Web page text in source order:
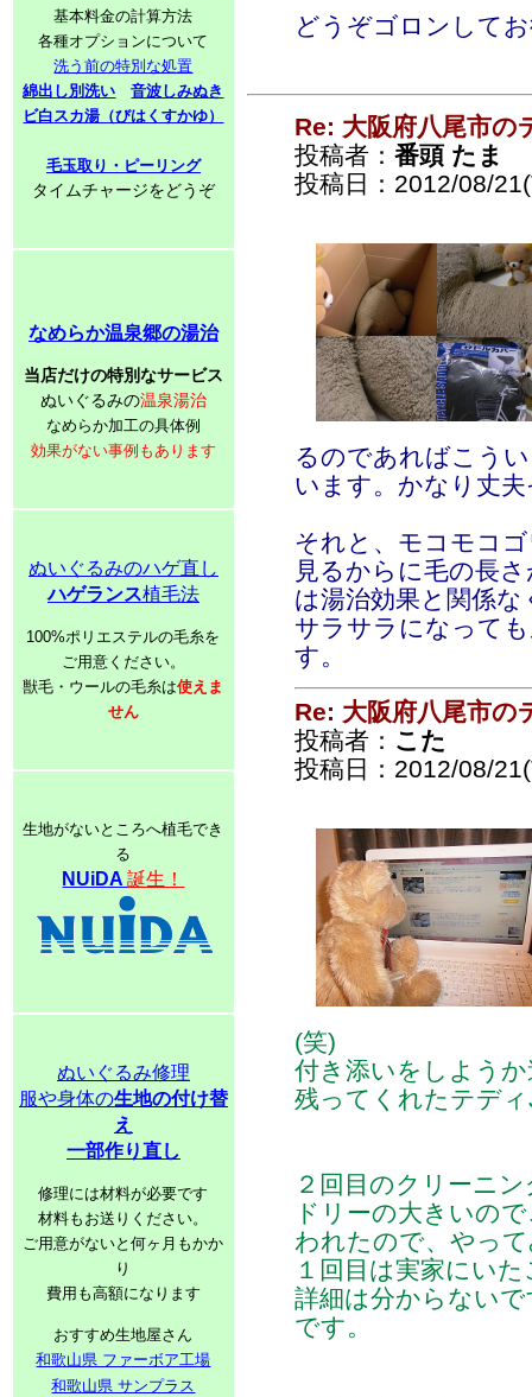
基本料金の計算方法
各種オプションについて
洗う前の特別な処置
綿出し別洗い
音波しみぬき
ビ白スカ湯（びはくすかゆ）
毛玉取り・ピーリング
タイムチャージをどうぞ
なめらか温泉郷の湯治
当店だけの特別なサービス
ぬいぐるみの温泉湯治
なめらか加工の具体例
効果がない事例もあります
ぬいぐるみのハゲ直し
ハゲランス植毛法
100%ポリエステルの毛糸を
ご用意ください。
獣毛・ウールの毛糸は使えま
せん
生地がないところへ植毛でき
る
NUiDA誕生！
ぬいぐるみ修理
服や身体の生地の付け替
え
一部作り直し
修理には材料が必要です
材料もお送りください。
ご用意がないと何ヶ月もかか
り
費用も高額になります
おすすめ生地屋さん
和歌山県 ファーボア工場
和歌山県 サンプラス
どうぞゴロンして
Re: 大阪府八尾市の
投稿者： 番頭 たま
投稿日：2012/08/
るのであればこう
います。かなり丈
それと、モコモコ
見るからに毛の長
は湯治効果と関係
サラサラになって
す。
Re: 大阪府八尾市の
投稿者： こた
投稿日：2012/08/
(笑)
付き添いをしよう
残ってくれたテデ
２回目のクリーニ
ドリーの大きいの
われたので、やっ
１回目は実家にい
詳細は分からない
です。